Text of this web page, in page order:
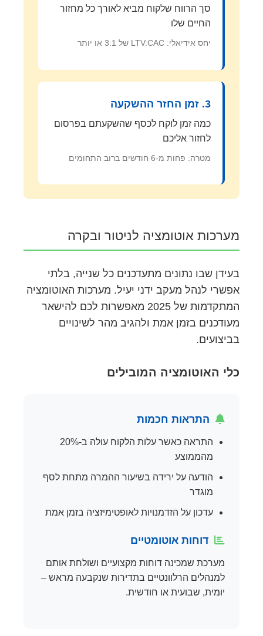
סך הרווח שלקוח מביא לאורך כל מחזור
החיים שלו
יחס אידיאלי: LTV:CAC של 3:1 או יותר
3. זמן החזר ההשקעה
כמה זמן לוקח לכסף שהשקעתם בפרסום
לחזור אליכם
מטרה: פחות מ-6 חודשים ברוב התחומים
מערכות אוטומציה לניטור ובקרה
בעידן שבו נתונים מתעדכנים כל שנייה, בלתי
אפשרי לנהל מעקב ידני יעיל. מערכות האוטומציה
המתקדמות של 2025 מאפשרות לכם להישאר
מעודכנים בזמן אמת ולהגיב מהר לשינויים
בביצועים.
כלי האוטומציה המובילים
התראות חכמות
התראה כאשר עלות הלקוח עולה ב-20%
מהממוצע
הודעה על ירידה בשיעור ההמרה מתחת לסף
מוגדר
עדכון על הזדמנויות לאופטימיזציה בזמן אמת
דוחות אוטומטיים
מערכת שמכינה דוחות מקצועיים ושולחת אותם
למנהלים הרלוונטיים בתדירות שנקבעה מראש –
יומית, שבועית או חודשית.